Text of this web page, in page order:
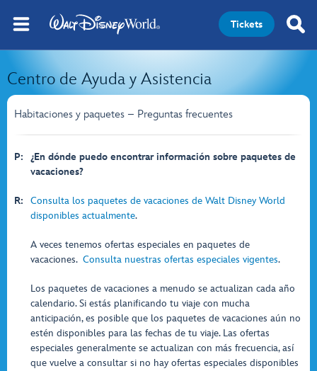
Tickets
Centro de Ayuda y Asistencia
Habitaciones y paquetes – Preguntas frecuentes
P:
¿En dónde puedo encontrar información sobre paquetes de
vacaciones?
R:
Consulta los paquetes de vacaciones de Walt Disney World
disponibles actualmente.
A veces tenemos ofertas especiales en paquetes de
vacaciones. Consulta nuestras ofertas especiales vigentes.
Los paquetes de vacaciones a menudo se actualizan cada año
calendario. Si estás planificando tu viaje con mucha
anticipación, es posible que los paquetes de vacaciones aún no
estén disponibles para las fechas de tu viaje. Las ofertas
especiales generalmente se actualizan con más frecuencia, así
que vuelve a consultar si no hay ofertas especiales disponibles